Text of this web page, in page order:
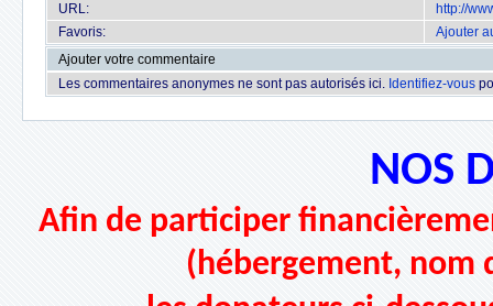
URL:
http://
Favoris:
Ajouter
Ajouter votre commentaire
Les commentaires anonymes ne sont pas autorisés ici. Identifiez-vous
NOS
Afin de participer
(hébergement,